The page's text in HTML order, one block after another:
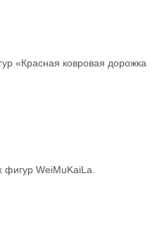
«Красная ковровая дорожка
WeiMuKaiLa.